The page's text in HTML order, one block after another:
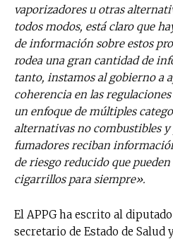
vaporizadores u otras
todos modos, está claro que
de información sobre estos
rodea una gran cantidad de
tanto, instamos al gobierno a
coherencia en las
un enfoque de múltiples
alternativas no combustibles
fumadores reciban
de riesgo reducido que
cigarrillos para siempre».
El APPG ha escrito al
secretario de Estado de Salud